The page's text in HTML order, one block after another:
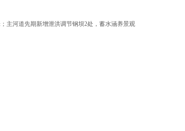
主河道先期新增泄洪调节钢坝2处，蓄水涵养景观